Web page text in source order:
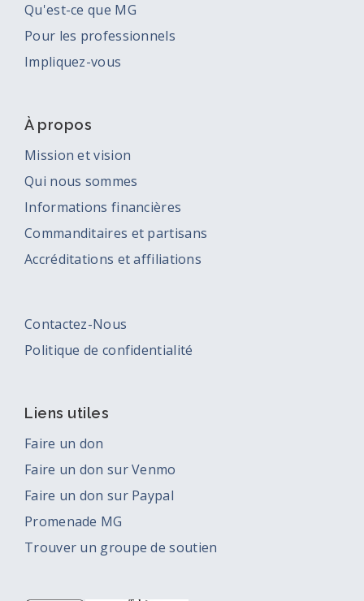
Qu'est-ce que MG
Pour les professionnels
Impliquez-vous
À propos
Mission et vision
Qui nous sommes
Informations financières
Commanditaires et partisans
Accréditations et affiliations
Contactez-Nous
Politique de confidentialité
Liens utiles
Faire un don
Faire un don sur Venmo
Faire un don sur Paypal
Promenade MG
Trouver un groupe de soutien